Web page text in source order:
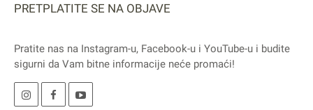
PRETPLATITE SE NA OBJAVE
Pratite nas na Instagram-u, Facebook-u i YouTube-u i budite
sigurni da Vam bitne informacije neće promaći!